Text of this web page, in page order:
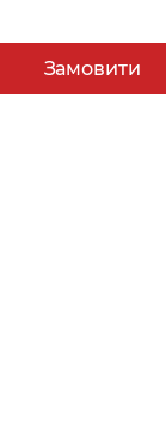
Замовити